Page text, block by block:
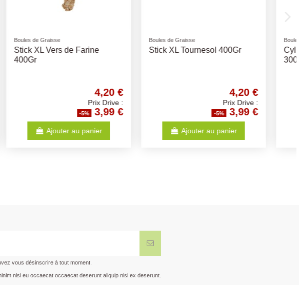
:
Boules de Graisse
Stick XL Tournesol 400Gr
4,20 €
Prix Drive :
-5% 3,99 €
Ajouter au panier
Boules de Graisse
Cylindre Graisse Arachides
2,52 €
Prix Drive :
-5% 2,39 €
Ajouter au panier
vous désinscrire à tout moment.
nisi eu occaecat occaecat deserunt aliquip nisi ex deserunt.